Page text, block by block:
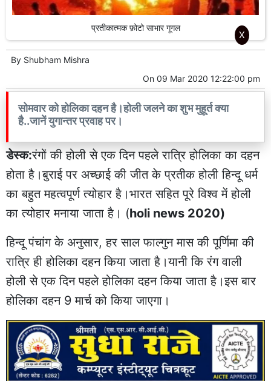
प्रतीकात्मक फ़ोटो साभार गूगल
By Shubham Mishra
On 09 Mar 2020 12:22:00 pm
सोमवार को होलिका दहन है।होली जलने का शुभ मुहूर्त क्या
है..जानें युगान्तर प्रवाह पर।
डेस्क:रंगों की होली से एक दिन पहले रात्रि होलिका का दहन
होता है।बुराई पर अच्छाई की जीत के प्रतीक होली हिन्दू धर्म
का बहुत महत्वपूर्ण त्योहार है।भारत सहित पूरे विश्व में होली
का त्योहार मनाया जाता है। (holi news 2020)
हिन्‍दू पंचांग के अनुसार, हर साल फाल्गुन मास की पूर्णिमा की
रात्रि ही होलिका दहन किया जाता है।यानी कि रंग वाली
होली से एक दिन पहले होलिका दहन किया जाता है।इस बार
होलिका दहन 9 मार्च को किया जाएगा।
X